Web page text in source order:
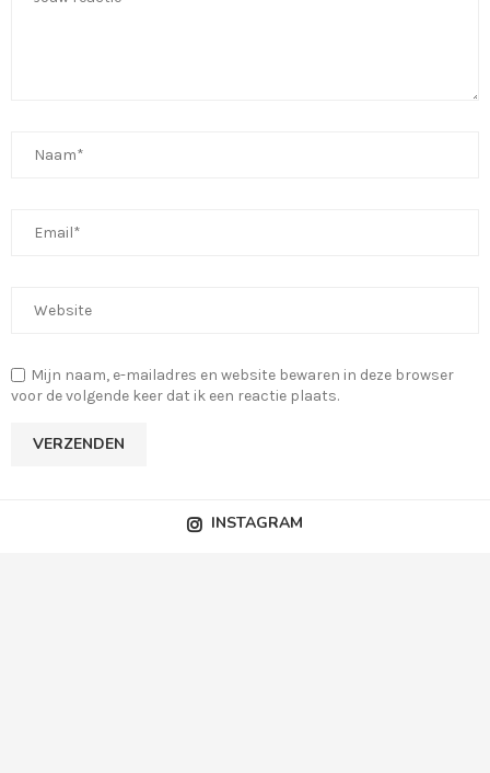
Mijn naam, e-mailadres en website bewaren in deze browser
voor de volgende keer dat ik een reactie plaats.
INSTAGRAM